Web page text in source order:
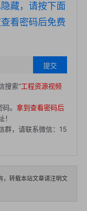
藏，请按下面
看密码后免费
提交
搜索“工程资源视频
。 拿到查看密码后
群，请联系微信：15
，转载本站文章请注明文